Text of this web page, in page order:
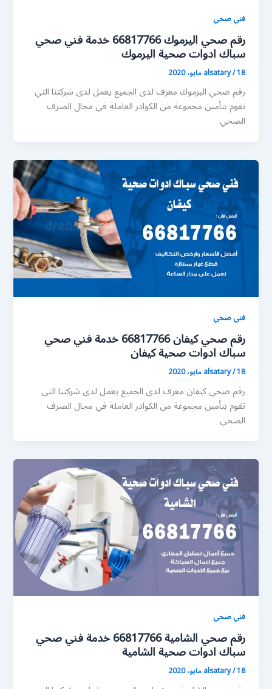
فني صحي
رقم صحي اليرموك 66817766 خدمة فني صحي
سباك ادوات صحية اليرموك
alsatary/18 مايو، 2020
رقم صحي اليرموك معرف لدى الجميع يعمل لدى شركتنا التي
تقوم بتأمين مجموعة من الكوادر العاملة في مجال الصرف
الصحي
فني صحي
رقم صحي كيفان 66817766 خدمة فني صحي
سباك ادوات صحية كيفان
alsatary/18 مايو، 2020
رقم صحي كيفان معرف لدى الجميع يعمل لدى شركتنا التي
تقوم بتأمين مجموعة من الكوادر العاملة في مجال الصرف
الصحي
فني صحي
رقم صحي الشامية 66817766 خدمة فني صحي
سباك ادوات صحية الشامية
alsatary/18 مايو، 2020